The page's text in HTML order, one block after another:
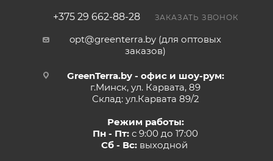
+375 29 662-88-28 ЗАКАЗАТЬ ЗВОНОК
opt@greenterra.by (для оптовых
заказов)
GreenTerra.by - офис и шоу-рум:
г.Минск, ул. Карвата, 89
Склад: ул.Карвата 89/2
Режим работы:
Пн - Пт: с 9:00 до 17:00
Сб - Вс:выходной